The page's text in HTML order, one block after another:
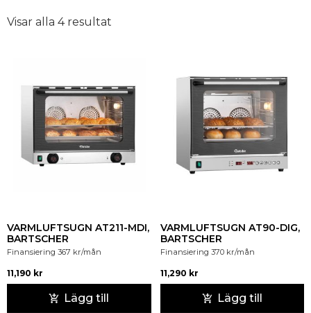
Visar alla 4 resultat
VARMLUFTSUGN AT211-MDI,
BARTSCHER
Finansiering 367 kr/mån
11,190 kr
Lägg till
VARMLUFTSUGN AT90-DIG,
BARTSCHER
Finansiering 370 kr/mån
11,290 kr
Lägg till